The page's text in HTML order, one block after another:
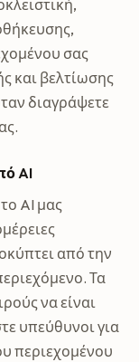
σας
και βελτίωσης
διαγράψετε
AI
AI μας
από την
Τα
να είναι
υπεύθυνοι για
περιεχομένου